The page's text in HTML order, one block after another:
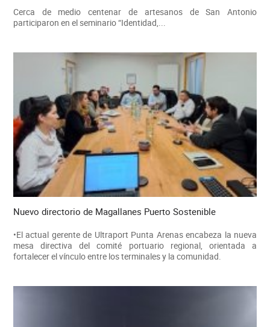
Cerca de medio centenar de artesanos de San Antonio
participaron en el seminario “Identidad,...
Nuevo directorio de Magallanes Puerto Sostenible
•El actual gerente de Ultraport Punta Arenas encabeza la nueva
mesa directiva del comité portuario regional, orientada a
fortalecer el vínculo entre los terminales y la comunidad.